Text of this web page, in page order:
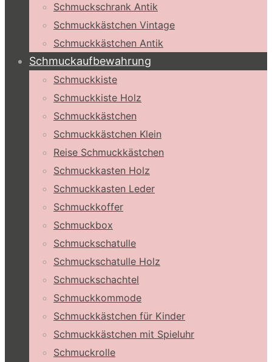
Schmuckschrank Antik
Schmuckkästchen Vintage
Schmuckkästchen Antik
Schmuckaufbewahrung
Schmuckkiste
Schmuckkiste Holz
Schmuckkästchen
Schmuckkästchen Klein
Reise Schmuckkästchen
Schmuckkasten Holz
Schmuckkasten Leder
Schmuckkoffer
Schmuckbox
Schmuckschatulle
Schmuckschatulle Holz
Schmuckschachtel
Schmuckkommode
Schmuckkästchen für Kinder
Schmuckkästchen mit Spieluhr
Schmuckrolle